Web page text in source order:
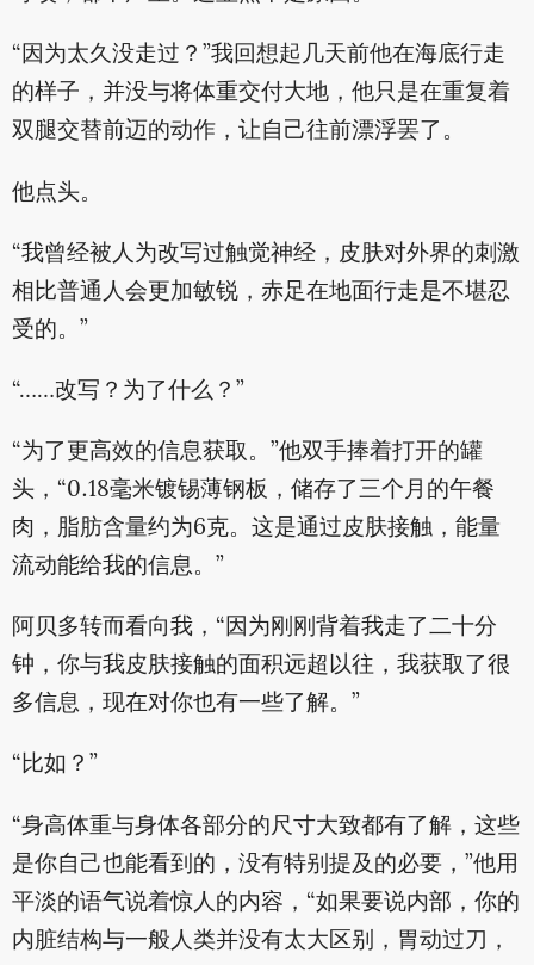
“因为太久没走过？”我回想起几天前他在海底行走
的样子，并没与将体重交付大地，他只是在重复着
双腿交替前迈的动作，让自己往前漂浮罢了。
他点头。
“我曾经被人为改写过触觉神经，皮肤对外界的刺激
相比普通人会更加敏锐，赤足在地面行走是不堪忍
受的。”
“……改写？为了什么？”
“为了更高效的信息获取。”他双手捧着打开的罐
头，“0.18毫米镀锡薄钢板，储存了三个月的午餐
肉，脂肪含量约为6克。这是通过皮肤接触，能量
流动能给我的信息。”
阿贝多转而看向我，“因为刚刚背着我走了二十分
钟，你与我皮肤接触的面积远超以往，我获取了很
多信息，现在对你也有一些了解。”
“比如？”
“身高体重与身体各部分的尺寸大致都有了解，这些
是你自己也能看到的，没有特别提及的必要，”他用
平淡的语气说着惊人的内容，“如果要说内部，你的
内脏结构与一般人类并没有太大区别，胃动过刀，